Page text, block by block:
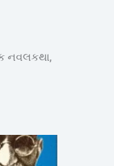
નવલકથા,